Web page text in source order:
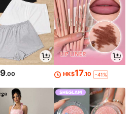
.00 HK$17.10 -41%